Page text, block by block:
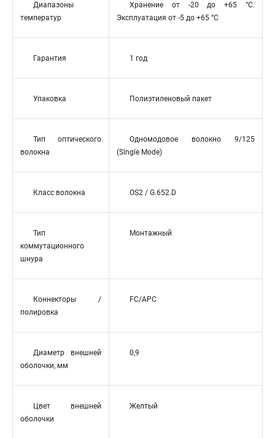
Диапазоны
температур
Хранение от -20 до +65 °C.
Эксплуатация от -5 до +65 °C
Гарантия 1 год
Упаковка Полиэтиленовый пакет
Тип оптического
волокна
Одномодовое волокно 9/125
(Single Mode)
Класс волокна OS2 / G.652.D
Тип
коммутационного
шнура
Монтажный
Коннекторы /
полировка
FC/APC
Диаметр внешней
оболочки, мм
0,9
Цвет внешней
оболочки
Желтый